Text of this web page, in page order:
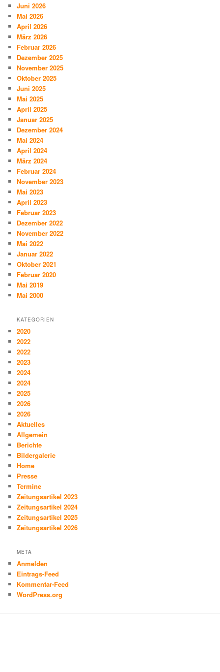
Juni 2026
Mai 2026
April 2026
März 2026
Februar 2026
Dezember 2025
November 2025
Oktober 2025
Juni 2025
Mai 2025
April 2025
Januar 2025
Dezember 2024
Mai 2024
April 2024
März 2024
Februar 2024
November 2023
Mai 2023
April 2023
Februar 2023
Dezember 2022
November 2022
Mai 2022
Januar 2022
Oktober 2021
Februar 2020
Mai 2019
Mai 2000
KATEGORIEN
2020
2022
2022
2023
2024
2024
2025
2026
2026
Aktuelles
Allgemein
Berichte
Bildergalerie
Home
Presse
Termine
Zeitungsartikel 2023
Zeitungsartikel 2024
Zeitungsartikel 2025
Zeitungsartikel 2026
META
Anmelden
Eintrags-Feed
Kommentar-Feed
WordPress.org